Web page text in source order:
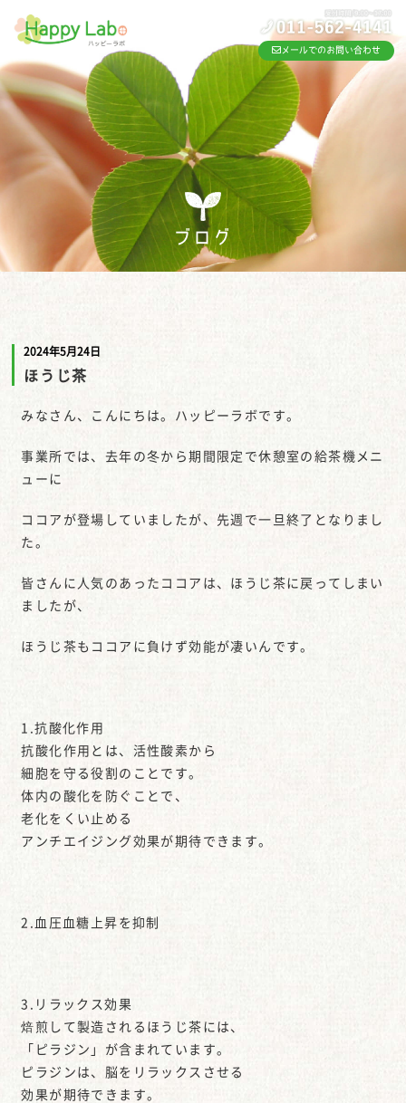
メールでのお問い合わせ
ブログ
2024年5月24日
ほうじ茶
みなさん、こんにちは。ハッピーラボです。
事業所では、去年の冬から期間限定で休憩室の給茶機メニ
ューに
ココアが登場していましたが、先週で一旦終了となりまし
た。
皆さんに人気のあったココアは、ほうじ茶に戻ってしまい
ましたが、
ほうじ茶もココアに負けず効能が凄いんです。
1.抗酸化作用
抗酸化作用とは、活性酸素から
細胞を守る役割のことです。
体内の酸化を防ぐことで、
老化をくい止める
アンチエイジング効果が期待できます。
2.血圧血糖上昇を抑制
3.リラックス効果
焙煎して製造されるほうじ茶には、
「ピラジン」が含まれています。
ピラジンは、脳をリラックスさせる
効果が期待できます。